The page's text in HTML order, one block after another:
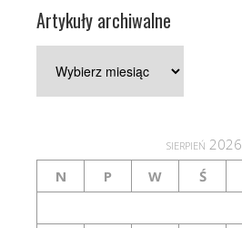
Artykuły archiwalne
archiwalne
sierpień 2026
N
P W Ś